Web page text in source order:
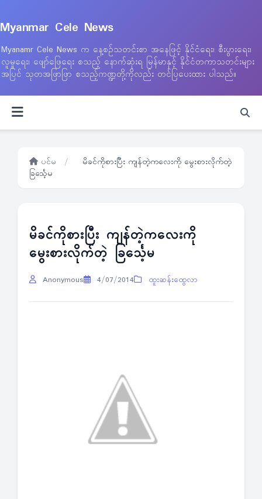
Myanmar Cele News
Myanamr Cele News က နေ့စဉ်သတင်းစာ အနေဖြင့် နိုင်ငံရေး၊ စီးပွားရေး၊
လူမှုရေး၊ ဖျော်ဖြေရေး စသည့် နောက်ဆုံးရ မြန်မာနှင့် နိုင်ငံတကာသတင်းများ
အပြင် သုတအဖြာဖြာ စသည့်ကဏ္ဍတို့ကိုလည်း တင်ပြပေးထား ပါသည်။
ပင်မ /
မိခင်ကိုစားပြီး ကျန်တဲ့ကလေးကို မွေးစားလိုက်တဲ့
ခြင်္သေ့မ
မိခင်ကိုစားပြီး ကျန်တဲ့ကလေးကို
မွေးစားလိုက်တဲ့ ခြင်္သေ့မ
Anonymous 4/07/2014 ထူးဆန်းထွေလာ